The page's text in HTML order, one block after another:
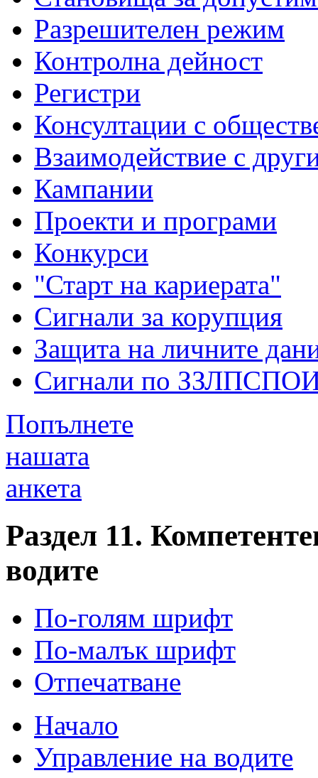
Разрешителен режим
Контролна дейност
Регистри
Консултации с
Взаимодействие с
Кампании
Проекти и програми
Конкурси
"Старт на кариерата"
Сигнали за корупция
Защита на личните
Сигнали по
Попълнете
нашата
анкета
Раздел 11.
водите
По-голям шрифт
По-малък шрифт
Отпечатване
Начало
Управление на водите